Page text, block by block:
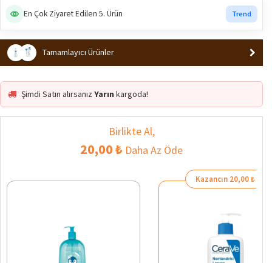
En Çok Ziyaret Edilen 5. Ürün Trend
Tamamlayıcı Ürünler
Şimdi Satın alırsanızYarın kargoda!
Birlikte Al,
20,00 ₺ Daha Az Öde
Kazancın 20,00 ₺